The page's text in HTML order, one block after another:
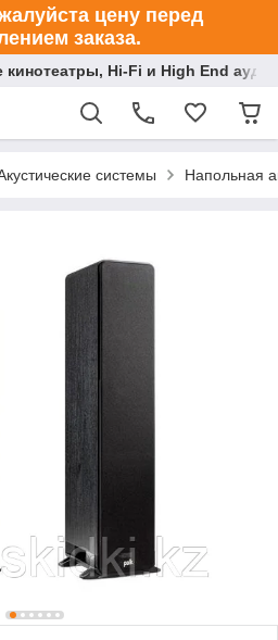
цену перед
заказа.
Hi-Fi и High End
системы Напольная